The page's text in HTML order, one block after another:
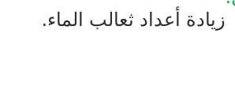
زيادة أعداد ثعالب الماء.